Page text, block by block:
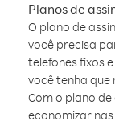
Planos de
O plano de
você precisa
telefones fixos
você tenha que
Com o plano
economizar